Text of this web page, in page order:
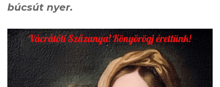
búcsút nyer.